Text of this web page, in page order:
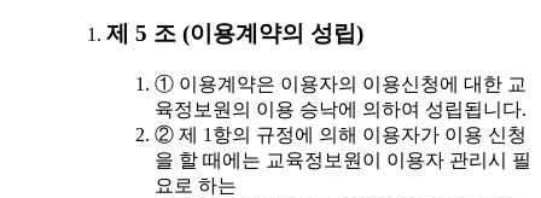
제 5 조 (이용계약의 성립)
① 이용계약은 이용자의 이용신청에 대한 교
육정보원의 이용 승낙에 의하여 성립됩니다.
② 제 1항의 규정에 의해 이용자가 이용 신청
을 할 때에는 교육정보원이 이용자 관리시 필
요로 하는